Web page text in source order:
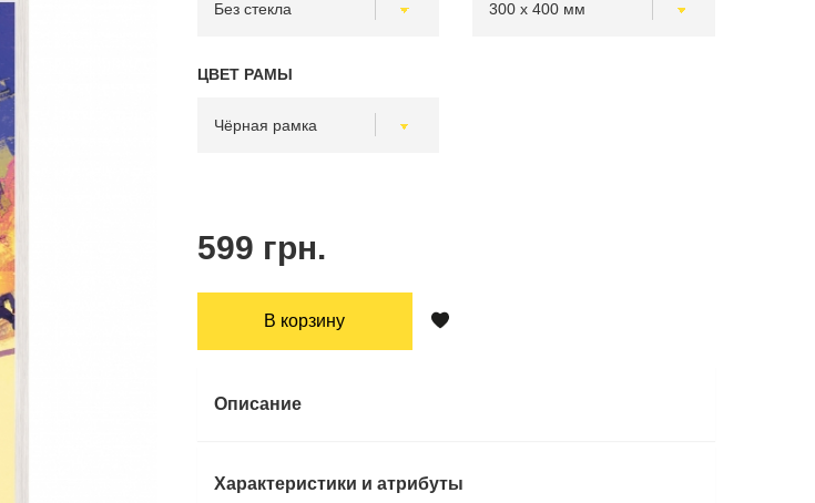
ЦВЕТ РАМЫ
599 грн.
В корзину
Описание
Характеристики и атрибуты